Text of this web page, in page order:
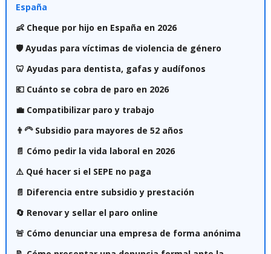
España
👶 Cheque por hijo en España en 2026
🛡️ Ayudas para víctimas de violencia de género
🦷 Ayudas para dentista, gafas y audífonos
💶 Cuánto se cobra de paro en 2026
💼 Compatibilizar paro y trabajo
👨‍🦳 Subsidio para mayores de 52 años
📄 Cómo pedir la vida laboral en 2026
⚠️ Qué hacer si el SEPE no paga
📄 Diferencia entre subsidio y prestación
🔄 Renovar y sellar el paro online
🚨 Cómo denunciar una empresa de forma anónima